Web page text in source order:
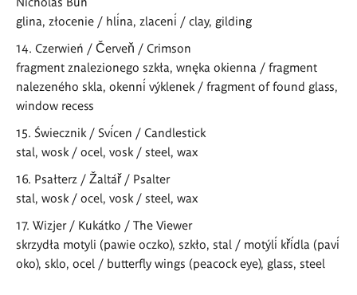
glina, złocenie / hlína, zlacení / clay, gilding
Czerwień / Červeň / Crimson
fragment znalezionego szkła, wnęka okienna / fragment
nalezeného skla, okenní výklenek / fragment of found glass,
window recess
Świecznik / Svícen / Candlestick
stal, wosk / ocel, vosk / steel, wax
Psałterz / Žaltář / Psalter
stal, wosk / ocel, vosk / steel, wax
Wizjer / Kukátko / The Viewer
skrzydła motyli (pawie oczko), szkło, stal / motýlí křídla (paví
oko), sklo, ocel / butterfly wings (peacock eye), glass, steel